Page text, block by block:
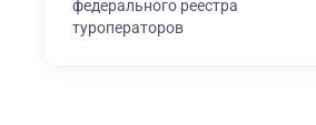
федерального реестра
туроператоров